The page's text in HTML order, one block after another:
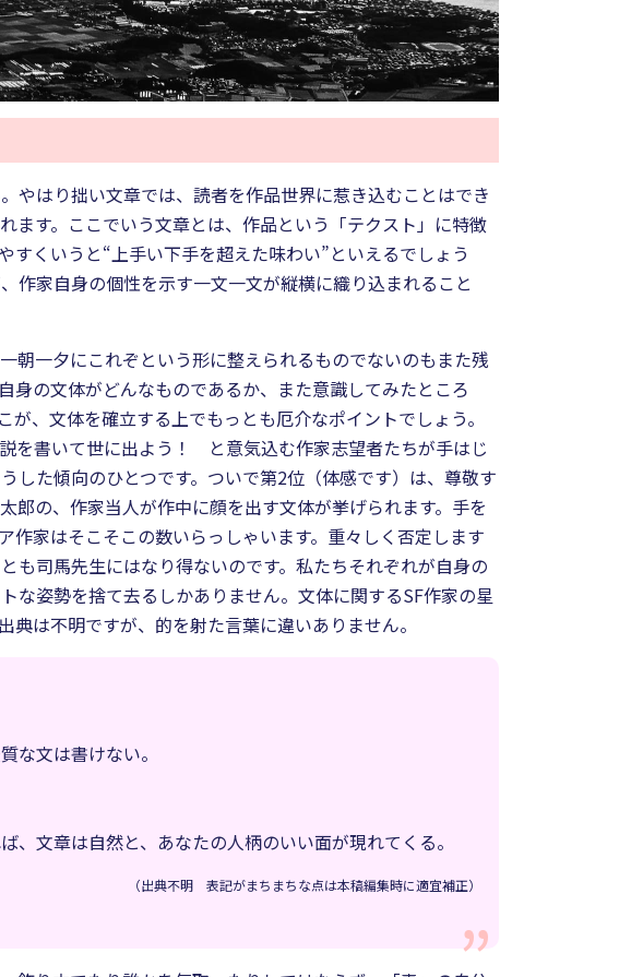
やはり拙い文章では、読者を作品世界に惹き込むことはでき
ます。ここでいう文章とは、作品という「テクスト」に特徴
くいうと“上手い下手を超えた味わい”といえるでしょう
作家自身の個性を示す一文一文が縦横に織り込まれること
朝一夕にこれぞという形に整えられるものでないのもまた残
の文体がどんなものであるか、また意識してみたところ
、文体を確立する上でもっとも厄介なポイントでしょう。
を書いて世に出よう！ と意気込む作家志望者たちが手はじ
した傾向のひとつです。ついで第2位（体感です）は、尊敬す
郎の、作家当人が作中に顔を出す文体が挙げられます。手を
家はそこそこの数いらっしゃいます。重々しく否定します
も司馬先生にはなり得ないのです。私たちそれぞれが自身の
な姿勢を捨て去るしかありません。文体に関するSF作家の星
は不明ですが、的を射た言葉に違いありません。
な文は書けない。
文章は自然と、あなたの人柄のいい面が現れてくる。
（出典不明 表記がまちまちな点は本稿編集時に適宜補正）